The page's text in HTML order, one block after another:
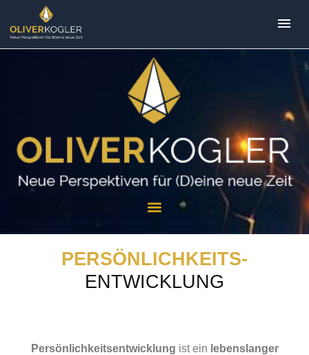
PERSÖNLICHKEITS-
ENTWICKLUNG
Persönlichkeitsentwicklung ist ein lebenslanger